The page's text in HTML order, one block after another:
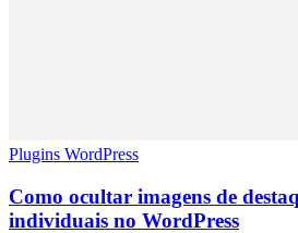
Plugins WordPress
Como ocultar imagens de
individuais no WordPress